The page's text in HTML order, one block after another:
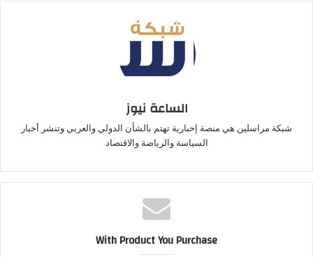
الساعة نيوز
شبكة مراسلين هي منصة إخبارية تهتم بالشأن الدولي والعربي وتنشر أخبار
السياسة والرياضة والاقتصاد
With Product You Purchase